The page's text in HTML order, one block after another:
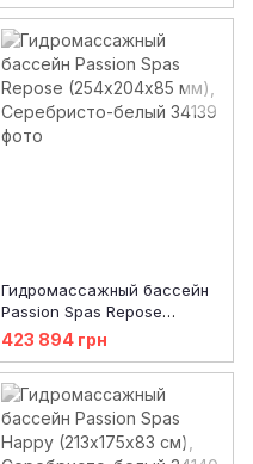
Гидромассажный бассейн
Passion Spas Repose
(254х204х85 мм),
Серебристо-белый
423 894 грн